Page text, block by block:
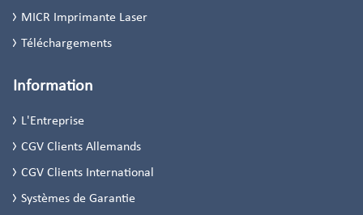
MICR Imprimante Laser
Téléchargements
Information
L'Entreprise
CGV Clients Allemands
CGV Clients International
Systèmes de Garantie